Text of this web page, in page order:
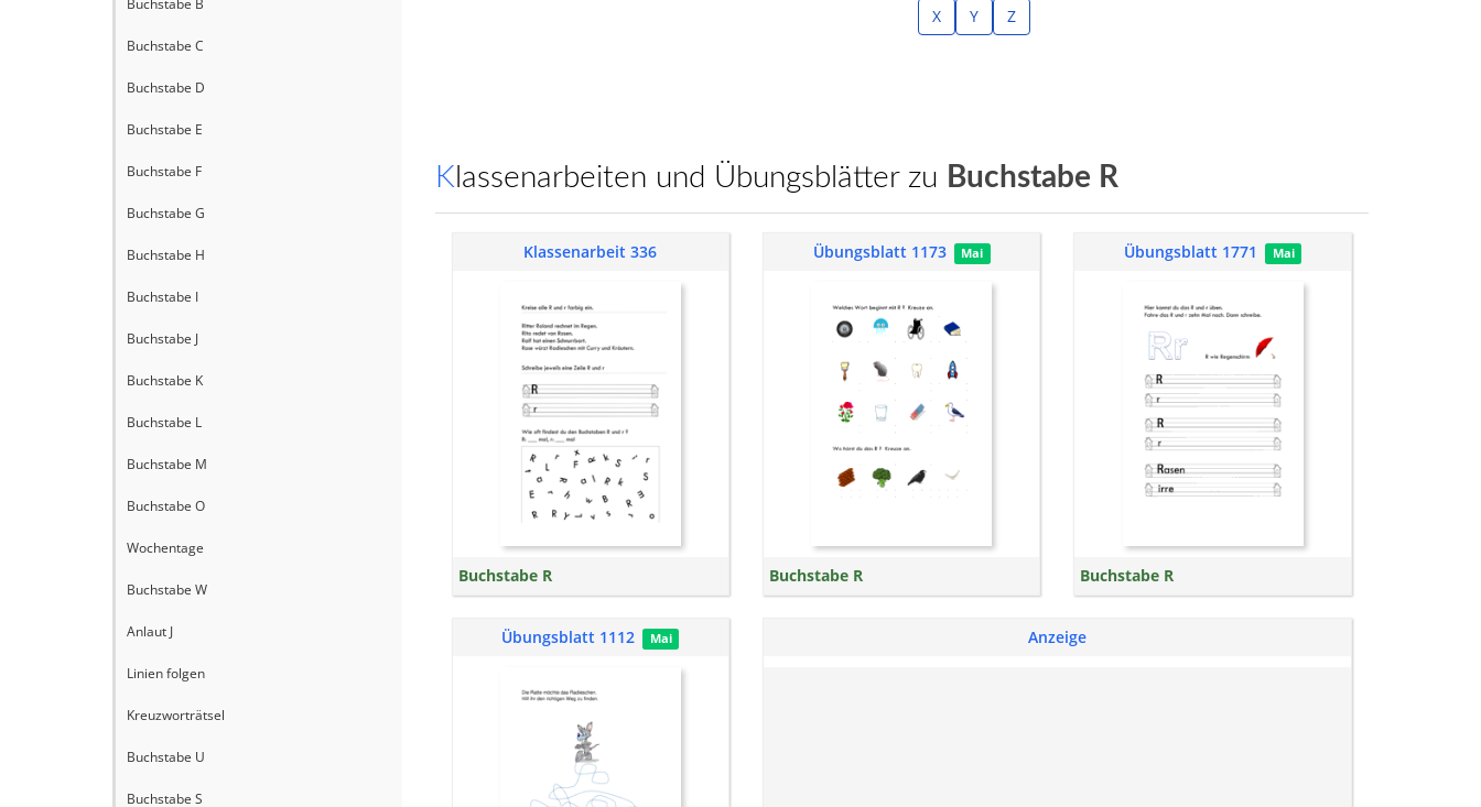
Buchstabe C
Buchstabe D
Buchstabe E
Buchstabe F
Buchstabe G
Buchstabe H
Buchstabe I
Buchstabe J
Buchstabe K
Buchstabe L
Buchstabe M
Buchstabe O
Wochentage
Buchstabe W
Anlaut J
Linien folgen
Kreuzworträtsel
Buchstabe U
Buchstabe S
X
Y Z
Klassenarbeiten und Übungsblätter zu Buchstabe R
Klassenarbeit 336
Buchstabe R
Übungsblatt 1173 Mai
Buchstabe R
Übungsblatt 1771 Mai
Buchstabe R
Übungsblatt 1112 Mai Anzeige